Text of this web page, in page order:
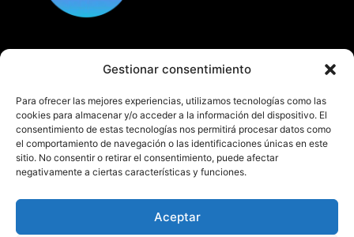
Gestionar consentimiento
Para ofrecer las mejores experiencias, utilizamos tecnologías como las
cookies para almacenar y/o acceder a la información del dispositivo. El
consentimiento de estas tecnologías nos permitirá procesar datos como
el comportamiento de navegación o las identificaciones únicas en este
sitio. No consentir o retirar el consentimiento, puede afectar
negativamente a ciertas características y funciones.
Aceptar
© Copyrightfotomatonesmurcia.es
Todos los derechos reservados.
En fotomatonesmurcia.es te ofrecemos nuestro
servicio de fotomatón en Murcia y Alicante.
¡No dudes en contactarnos!